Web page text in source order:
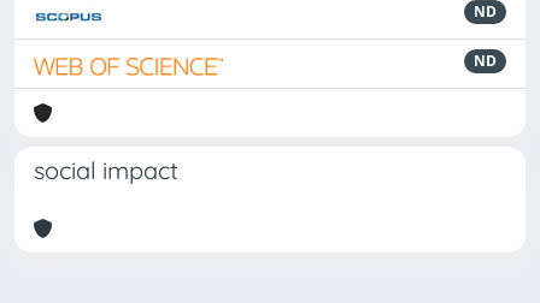
ND
ND
social impact